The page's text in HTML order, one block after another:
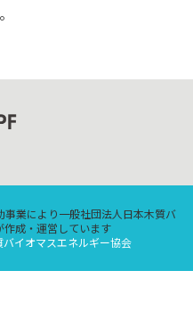
業により一般社団法人日本木質バ
作成・運営しています
イオマスエネルギー協会